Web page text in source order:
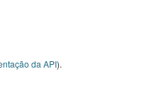
da API).